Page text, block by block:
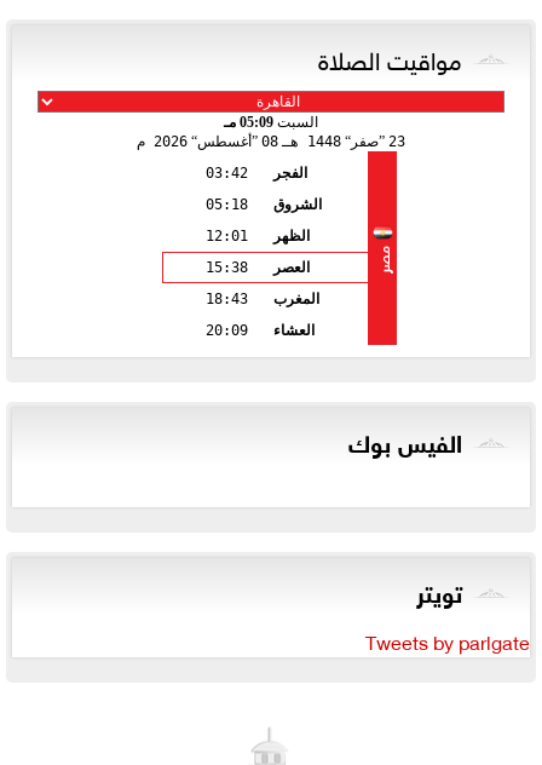
مواقيت الصلاة
السبت 05:09 مـ
23 صفر 1448 هـ 08 أغسطس 2026 م
مصر
الفجر
03:42
الشروق
05:18
الظهر
12:01
العصر
15:38
المغرب
18:43
العشاء
20:09
الفيس بوك
تويتر
Tweets by parlgate